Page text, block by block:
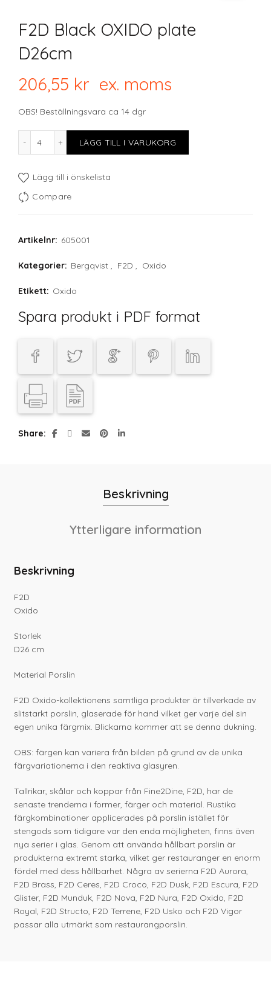
F2D Black OXIDO plate
D26cm
206,55 kr ex. moms
OBS! Beställningsvara ca 14 dgr
F2D Black OXIDO plate D26cm mängd
LÄGG TILL I VARUKORG
Lägg till i önskelista
Compare
Artikelnr: 605001
Kategorier: Bergqvist , F2D , Oxido
Etikett: Oxido
Spara produkt i PDF format
Share
Beskrivning
Ytterligare information
Beskrivning
F2D
Oxido
Storlek
D26 cm
Material Porslin
F2D Oxido-kollektionens samtliga produkter är tillverkade av
slitstarkt porslin, glaserade för hand vilket ger varje del sin
egen unika färgmix. Blickarna kommer att se denna dukning.
OBS: färgen kan variera från bilden på grund av de unika
färgvariationerna i den reaktiva glasyren.
Tallrikar, skålar och koppar från Fine2Dine, F2D, har de
senaste trenderna i former, färger och material. Rustika
färgkombinationer applicerades på porslin istället för
stengods som tidigare var den enda möjligheten, finns även
nya serier i glas. Genom att använda hållbart porslin är
produkterna extremt starka, vilket ger restauranger en enorm
fördel med dess hållbarhet. Några av serierna F2D Aurora,
F2D Brass, F2D Ceres, F2D Croco, F2D Dusk, F2D Escura, F2D
Glister, F2D Munduk, F2D Nova, F2D Nura, F2D Oxido, F2D
Royal, F2D Structo, F2D Terrene, F2D Usko och F2D Vigor
passar alla utmärkt som restaurangporslin.